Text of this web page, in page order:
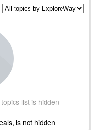
list is hidden
is not hidden